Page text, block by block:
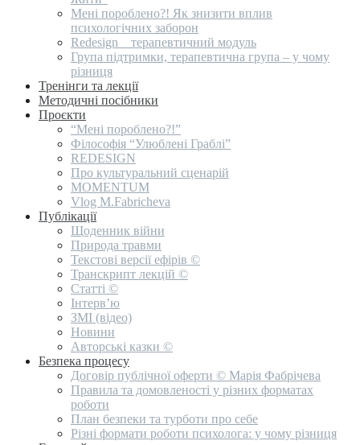
Мені пороблено?! Як знизити вплив
психологічних заборон
Redesign _ терапевтичний модуль
Група підтримки, терапевтична група – у чому
різниця
Тренінги та лекції
Методичні посібники
Проєкти
“Мені пороблено?!”
Філософія “Улюблені Граблі”
REDESIGN
Про культуральний сценарій
MOMENTUM
Vlog M.Fabricheva
Публікації
Щоденник війни
Природа травми
Текстові версії ефірів ©
Транскрипт лекцій ©
Статті ©
Інтерв’ю
ЗМІ (відео)
Новини
Авторські казки ©
Безпека процесу
Договір публічної оферти © Марія Фабрічева
Правила та домовленості у різних форматах
роботи
План безпеки та турботи про себе
Різні формати роботи психолога: у чому різниця